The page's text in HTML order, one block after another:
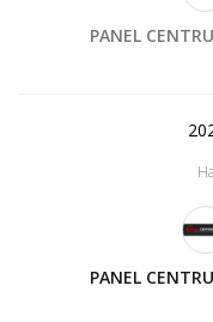
PANEL
PANEL